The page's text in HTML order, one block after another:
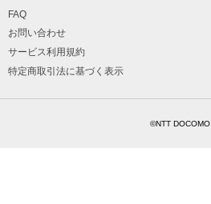
FAQ
お問い合わせ
サービス利用規約
特定商取引法に基づく表示
©NTT DOCOMO